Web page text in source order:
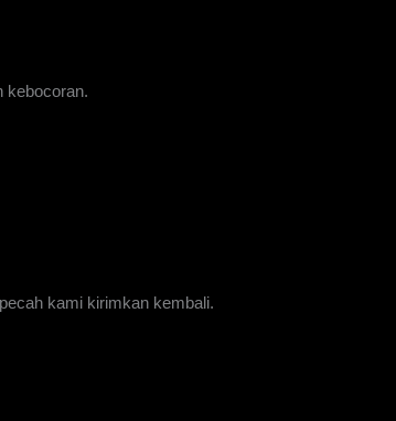
kebocoran.
kami kirimkan kembali.